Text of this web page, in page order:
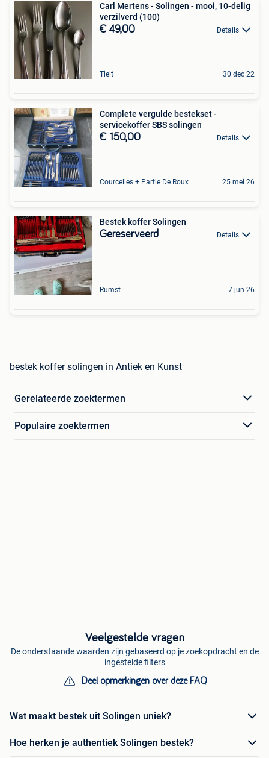
Carl Mertens - Solingen - mooi, 10-delig
verzilverd (100)
€ 49,00 Details
Tielt 30 dec 22
Complete vergulde bestekset -
servicekoffer SBS solingen
€ 150,00 Details
Courcelles + Partie De Roux 25 mei 26
Bestek koffer Solingen
Gereserveerd Details
Rumst 7 jun 26
bestek koffer solingen in Antiek en Kunst
Gerelateerde zoektermen
Populaire zoektermen
Veelgestelde vragen
De onderstaande waarden zijn gebaseerd op je zoekopdracht en de
ingestelde filters
Deel opmerkingen over deze FAQ
Wat maakt bestek uit Solingen uniek?
Hoe herken je authentiek Solingen bestek?